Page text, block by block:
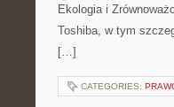
Ekologia i
Toshiba, w tym
[…]
CATEGORIES: